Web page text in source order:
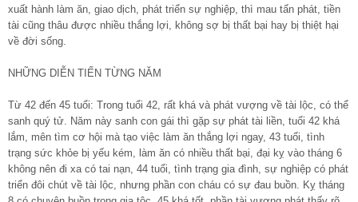
xuất hành làm ăn, giao dịch, phát triển sự nghiệp, thì mau tấn phát, tiền
tài cũng thâu được nhiều thắng lợi, không sợ bị thất bại hay bị thiệt hại
về đời sống.
NHỮNG DIỄN TIẾN TỪNG NĂM
Từ 42 đến 45 tuổi: Trong tuổi 42, rất khá và phát vượng về tài lộc, có thể
sanh quý tử. Năm này sanh con gái thì gặp sự phát tài liền, tuổi 42 khá
lắm, mên tìm cơ hội mà tạo việc làm ăn thắng lợi ngay, 43 tuổi, tình
trạng sức khỏe bị yếu kém, làm ăn có nhiều thất bại, đại kỵ vào tháng 6
không nên đi xa có tai nạn, 44 tuổi, tình trạng gia đình, sự nghiệp có phát
triển đôi chút về tài lộc, nhưng phần con cháu có sự đau buồn. Kỵ tháng